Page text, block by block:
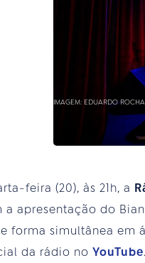
IMAGEM: EDUARDO ROCHA
feira (20), às 21h, a
a apresentação do
forma simultânea em
da rádio no YouTube.